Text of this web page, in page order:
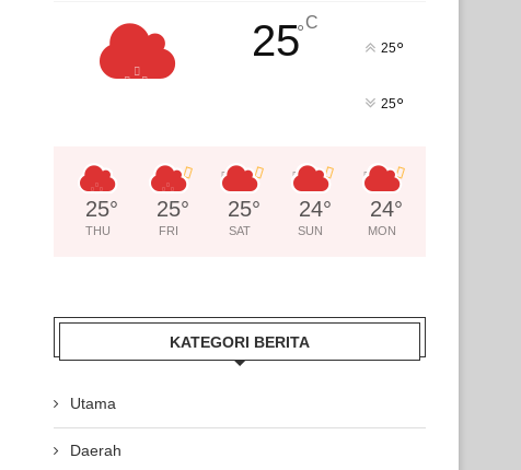
25°C
25°
25°
25°
THU
25°
FRI
25°
SAT
24°
SUN
24°
MON
KATEGORI BERITA
Utama
Daerah